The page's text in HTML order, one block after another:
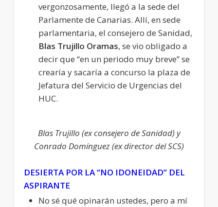
vergonzosamente, llegó a la sede del
Parlamente de Canarias. Allí, en sede
parlamentaria, el consejero de Sanidad,
Blas Trujillo Oramas, se vio obligado a
decir que “en un periodo muy breve” se
crearía y sacaría a concurso la plaza de
Jefatura del Servicio de Urgencias del
HUC.
Blas Trujillo (ex consejero de Sanidad) y
Conrado Domínguez (ex director del SCS)
DESIERTA POR LA “NO IDONEIDAD” DEL
ASPIRANTE
No sé qué opinarán ustedes, pero a mí